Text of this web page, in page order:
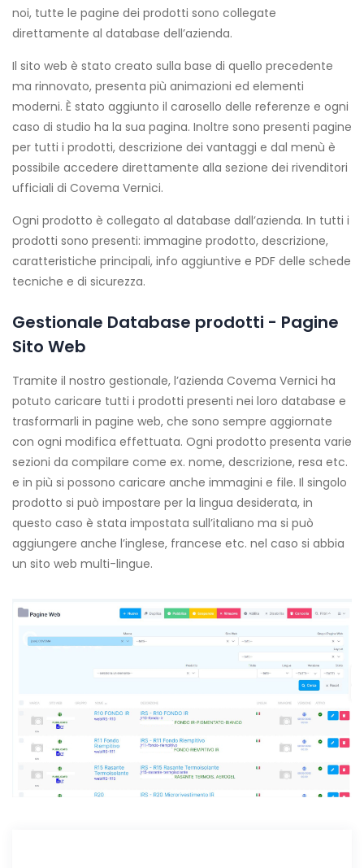
noi, tutte le pagine dei prodotti sono collegate
direttamente al database dell’azienda.
Il sito web è stato creato sulla base di quello precedente
ma rinnovato, presenta più animazioni ed elementi
moderni. È stato aggiunto il carosello delle referenze e ogni
caso di studio ha la sua pagina. Inoltre sono presenti pagine
per tutti i prodotti, descrizione dei vantaggi e dal menù è
possibile accedere direttamente alla sezione dei rivenditori
ufficiali di Covema Vernici.
Ogni prodotto è collegato al database dall’azienda. In tutti i
prodotti sono presenti: immagine prodotto, descrizione,
caratteristiche principali, info aggiuntive e PDF delle schede
tecniche e di sicurezza.
Gestionale Database prodotti - Pagine
Sito Web
Tramite il nostro gestionale, l’azienda Covema Vernici ha
potuto caricare tutti i prodotti presenti nei loro database e
trasformarli in pagine web, che sono sempre aggiornate
con ogni modifica effettuata. Ogni prodotto presenta varie
sezioni da compilare come ex. nome, descrizione, resa etc.
e in più si possono caricare anche immagini e file. Il singolo
prodotto si può impostare per la lingua desiderata, in
questo caso è stata impostata sull’italiano ma si può
aggiungere anche l’inglese, francese etc. nel caso si abbia
un sito web multi-lingue.